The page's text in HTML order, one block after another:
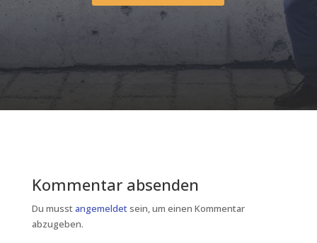
Kommentar absenden
Du musstangemeldetsein, um einen Kommentar
abzugeben.